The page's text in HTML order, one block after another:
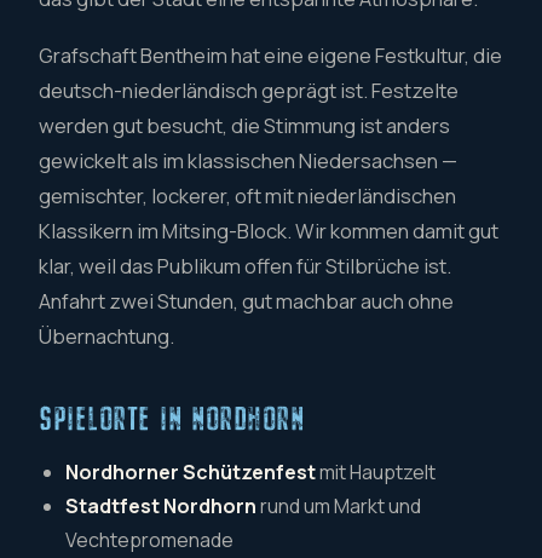
Grafschaft Bentheim hat eine eigene Festkultur, die
deutsch-niederländisch geprägt ist. Festzelte
werden gut besucht, die Stimmung ist anders
gewickelt als im klassischen Niedersachsen —
gemischter, lockerer, oft mit niederländischen
Klassikern im Mitsing-Block. Wir kommen damit gut
klar, weil das Publikum offen für Stilbrüche ist.
Anfahrt zwei Stunden, gut machbar auch ohne
Übernachtung.
SPIELORTE IN NORDHORN
Nordhorner Schützenfestmit Hauptzelt
Stadtfest Nordhornrund um Markt und
Vechtepromenade